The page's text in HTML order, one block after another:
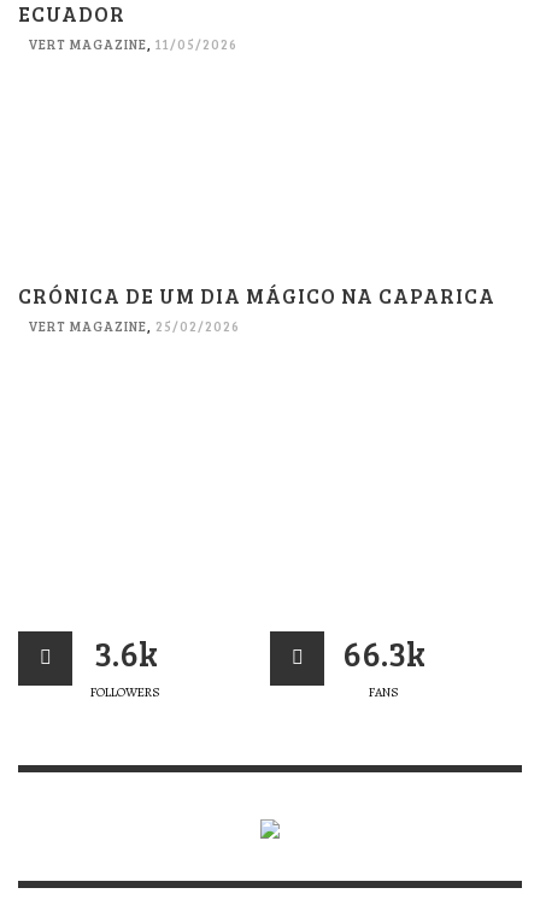
ECUADOR
VERT MAGAZINE, 11/05/2026
CRÓNICA DE UM DIA MÁGICO NA CAPARICA
VERT MAGAZINE, 25/02/2026
3.6k
FOLLOWERS
66.3k
FANS